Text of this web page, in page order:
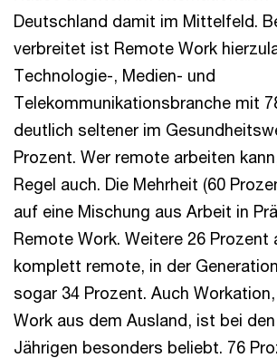
Deutschland damit im Mittelfeld.
verbreitet ist Remote Work
Technologie-, Medien- und
Telekommunikationsbranche mit
deutlich seltener im
Prozent. Wer remote arbeiten
Regel auch. Die Mehrheit (60
auf eine Mischung aus Arbeit in
Remote Work. Weitere 26 Prozent
komplett remote, in der
sogar 34 Prozent. Auch
Work aus dem Ausland, ist bei
Jährigen besonders beliebt. 76